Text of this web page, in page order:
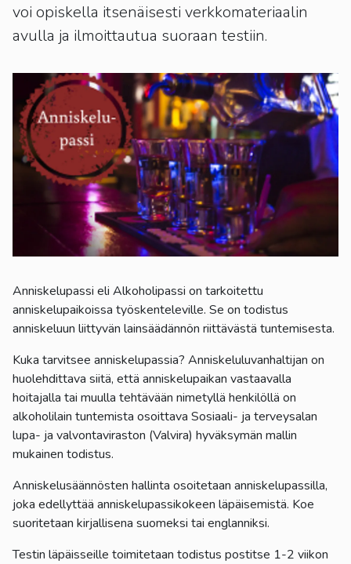
käyttää
kosketus-
voi opiskella itsenäisesti verkkomateriaalin
avulla ja ilmoittautua suoraan testiin.
Anniskelupassi eli Alkoholipassi on tarkoitettu
anniskelupaikoissa työskenteleville. Se on todistus
anniskeluun liittyvän lainsäädännön riittävästä tuntemisesta.
Kuka tarvitsee anniskelupassia? Anniskeluluvanhaltijan on
huolehdittava siitä, että anniskelupaikan vastaavalla
hoitajalla tai muulla tehtävään nimetyllä henkilöllä on
alkoholilain tuntemista osoittava Sosiaali- ja terveysalan
lupa- ja valvontaviraston (Valvira) hyväksymän mallin
mukainen todistus.
Anniskelusäännösten hallinta osoitetaan anniskelupassilla,
joka edellyttää anniskelupassikokeen läpäisemistä. Koe
suoritetaan kirjallisena suomeksi tai englanniksi.
Testin läpäisseille toimitetaan todistus postitse 1-2 viikon